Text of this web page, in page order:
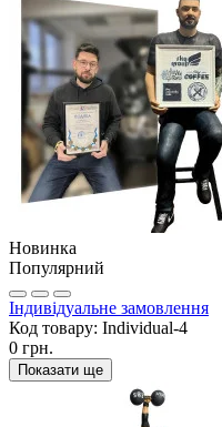
Новинка
Популярний
Індивідуальне замовлення
Код товару: Individual-4
0 грн.
Показати ще